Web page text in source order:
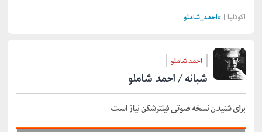
اکولالیا | #احمد_شاملو
احمد شاملو
شبانه / احمد شاملو
برای شنیدن نسخه صوتی فیلترشکن نیاز است